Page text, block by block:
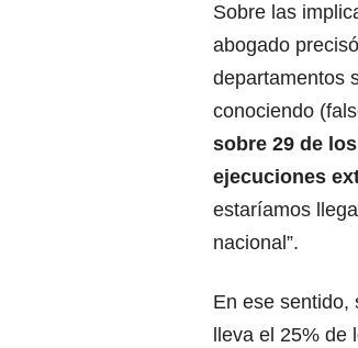
Sobre las
abogado
departamentos
conociendo
sobre 29 de
ejecuciones
estaríamos
nacional”.
En ese sentido,
lleva el 25%